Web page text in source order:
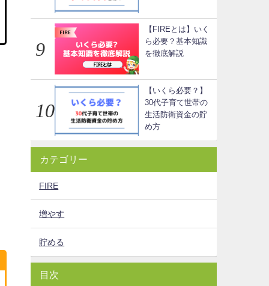
【FIREとは】いく
ら必要？基本知識
を徹底解説
【いくら必要？】
30代子育て世帯の
生活防衛資金の貯
め方
カテゴリー
FIRE
増やす
貯める
目次